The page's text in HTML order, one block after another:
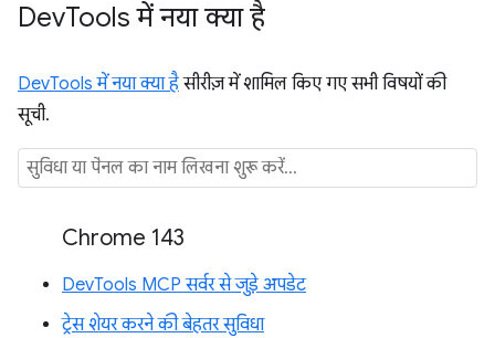
DevTools में नया क्या है
DevTools में नया क्या हैसीरीज़ में शामिल किए गए सभी विषयों की
सूची.
Chrome 143
DevTools MCP सर्वर से जुड़े अपडेट
ट्रेस शेयर करने की बेहतर सुविधा